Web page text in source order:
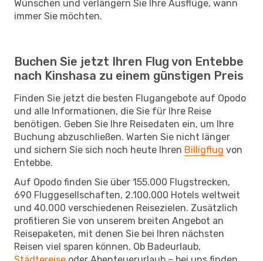
Wünschen und verlängern Sie Ihre Ausflüge, wann
immer Sie möchten.
Buchen Sie jetzt Ihren Flug von Entebbe
nach Kinshasa zu einem günstigen Preis
Finden Sie jetzt die besten Flugangebote auf Opodo
und alle Informationen, die Sie für Ihre Reise
benötigen. Geben Sie Ihre Reisedaten ein, um Ihre
Buchung abzuschließen. Warten Sie nicht länger
und sichern Sie sich noch heute Ihren Billigflug von
Entebbe.
Auf Opodo finden Sie über 155.000 Flugstrecken,
690 Fluggesellschaften, 2.100.000 Hotels weltweit
und 40.000 verschiedenen Reisezielen. Zusätzlich
profitieren Sie von unserem breiten Angebot an
Reisepaketen, mit denen Sie bei Ihren nächsten
Reisen viel sparen können. Ob Badeurlaub,